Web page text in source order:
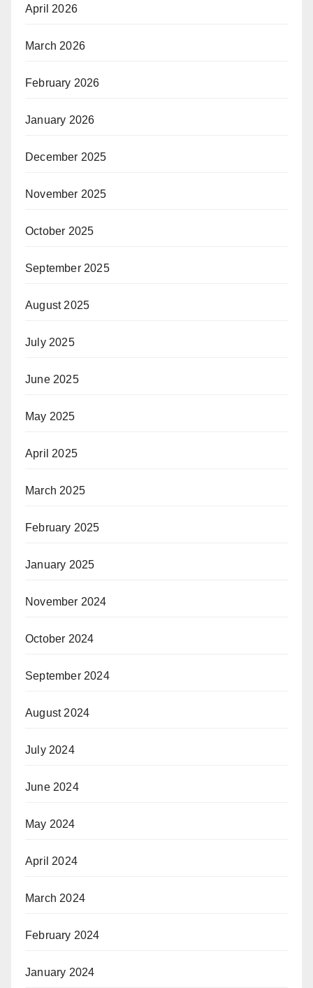
April 2026
March 2026
February 2026
January 2026
December 2025
November 2025
October 2025
September 2025
August 2025
July 2025
June 2025
May 2025
April 2025
March 2025
February 2025
January 2025
November 2024
October 2024
September 2024
August 2024
July 2024
June 2024
May 2024
April 2024
March 2024
February 2024
January 2024